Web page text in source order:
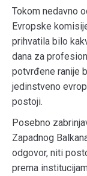
Tokom nedavno
Evropske
prihvatila bilo
dana za
potvrđene ranije
jedinstveno
postoji.
Posebno
Zapadnog
odgovor, niti
prema